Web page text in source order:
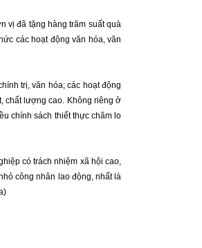
vị đã tặng hàng trăm suất quà
các hoạt động văn hóa, văn
trị, văn hóa; các hoạt động
chất lượng cao. Không riêng ở
chính sách thiết thực chăm lo
có trách nhiệm xã hội cao,
công nhân lao động, nhất là